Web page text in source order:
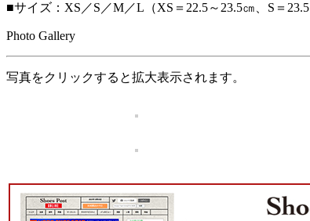
■サイズ：XS／S／M／L（XS＝22.5～23.5㎝、S＝
Photo Gallery
写真をクリックすると拡大表示されます。